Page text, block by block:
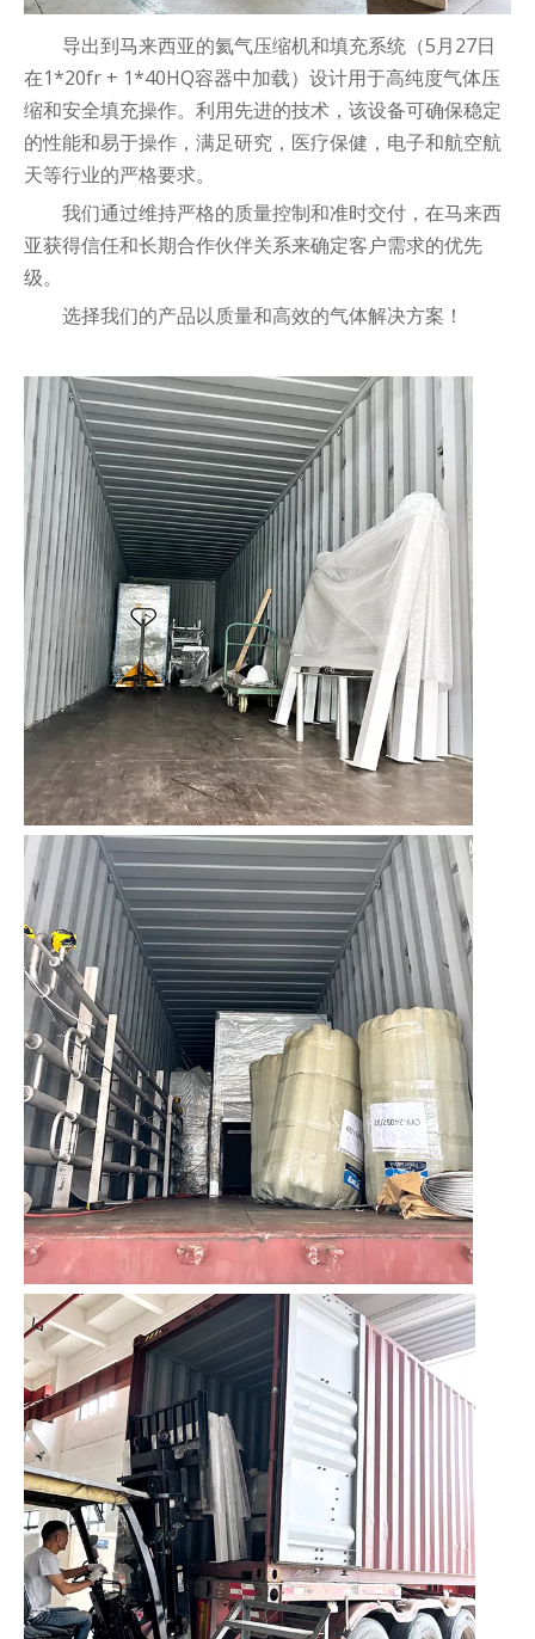
导出到马来西亚的氦气压缩机和填充系统（5月27日
在1*20fr + 1*40HQ容器中加载）设计用于高纯度气体压
缩和安全填充操作。利用先进的技术，该设备可确保稳定
的性能和易于操作，满足研究，医疗保健，电子和航空航
天等行业的严格要求。
我们通过维持严格的质量控制和准时交付，在马来西
亚获得信任和长期合作伙伴关系来确定客户需求的优先
级。
选择我们的产品以质量和高效的气体解决方案！